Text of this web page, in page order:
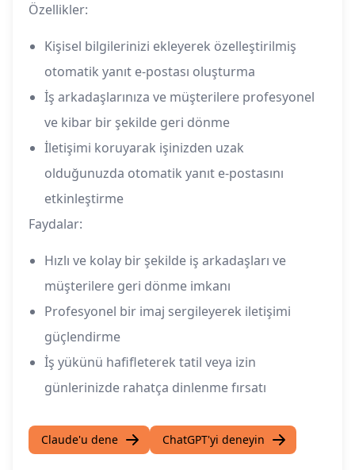
Özellikler:
Kişisel bilgilerinizi ekleyerek özelleştirilmiş
otomatik yanıt e-postası oluşturma
İş arkadaşlarınıza ve müşterilere profesyonel
ve kibar bir şekilde geri dönme
İletişimi koruyarak işinizden uzak
olduğunuzda otomatik yanıt e-postasını
etkinleştirme
Faydalar:
Hızlı ve kolay bir şekilde iş arkadaşları ve
müşterilere geri dönme imkanı
Profesyonel bir imaj sergileyerek iletişimi
güçlendirme
İş yükünü hafifleterek tatil veya izin
günlerinizde rahatça dinlenme fırsatı
Claude'u dene ChatGPT'yi deneyin